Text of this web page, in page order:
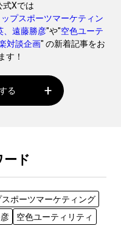
式Xでは
ップスポーツマーケティン
、遠藤勝彦"や"空色ユーテ
対談企画" の新着記事をお
す！
る
ード
スポーツマーケティング
空色ユーティリティ